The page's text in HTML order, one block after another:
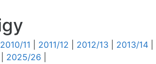
2010/11 2011/12 2012/13 2013/14
2025/26